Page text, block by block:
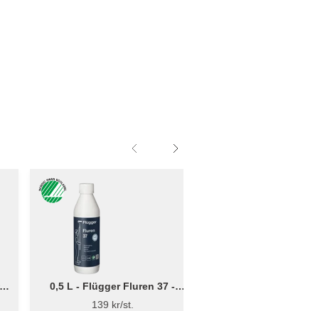
0,5 L - Flügger Fluren 37 -
Grundrengöring
139 kr/st.